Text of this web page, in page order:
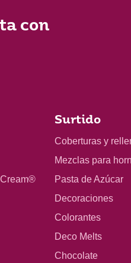
con
Surtido
Coberturas y
Mezclas para
Pasta de Azúcar
Decoraciones
Colorantes
Deco Melts
Chocolate